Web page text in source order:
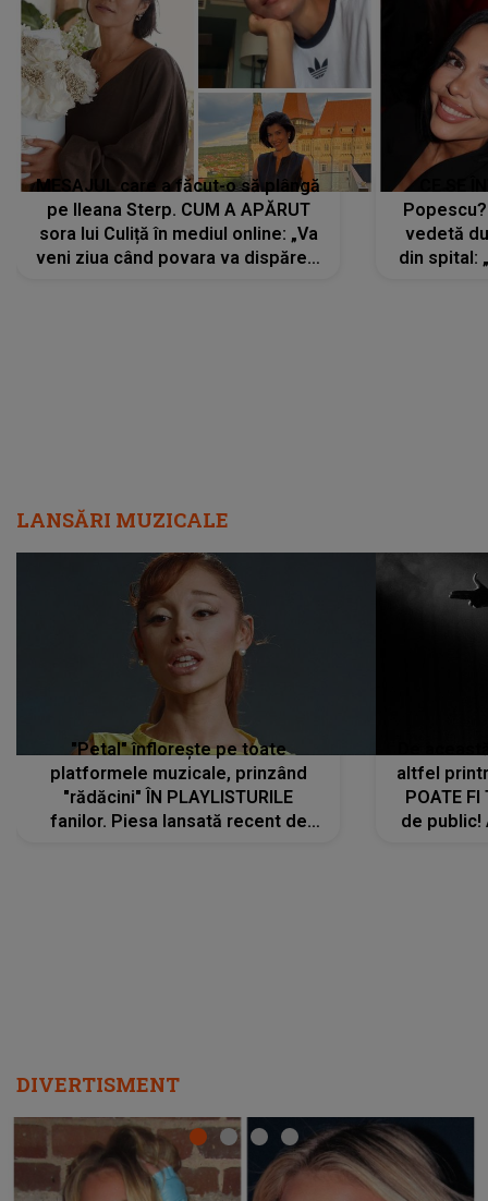
MESAJUL care a făcut-o să plângă
pe Ileana Sterp. CUM A APĂRUT
sora lui Culiță în mediul online: „Va
veni ziua când povara va dispărea,
vedetă
din spital:
LANSĂRI MUZICALE
"Petal" înflorește pe toate
platformele muzicale, prinzând
"rădăcini" ÎN PLAYLISTURILE
fanilor. Piesa lansată recent de
altfel
POATE FI
de public!
DIVERTISMENT